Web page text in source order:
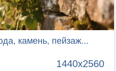
камень, пейзаж...
1440x2560